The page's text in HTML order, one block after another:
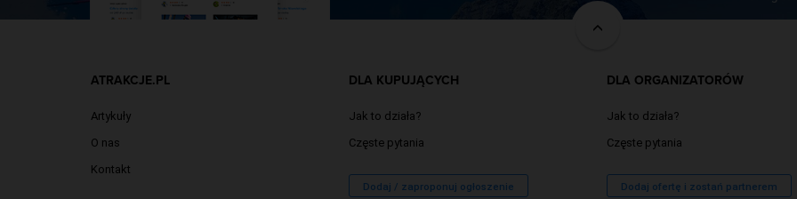
ATRAKCJE.PL
Artykuły
O nas
Kontakt
DLA KUPUJĄCYCH
Jak to działa?
Częste pytania
Dodaj / zaproponuj ogłoszenie
DLA ORGANIZATORÓW
Jak to działa?
Częste pytania
Dodaj ofertę i zostań partnerem